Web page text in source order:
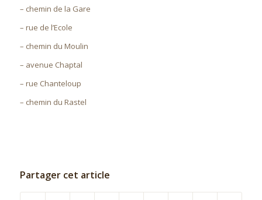
– chemin de la Gare
– rue de l’Ecole
– chemin du Moulin
– avenue Chaptal
– rue Chanteloup
– chemin du Rastel
Partager cet article